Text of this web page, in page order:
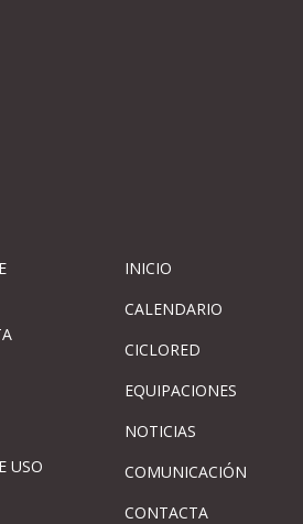
USO
INICIO
CALENDARIO
CICLORED
EQUIPACIONES
NOTICIAS
COMUNICACIÓN
CONTACTA